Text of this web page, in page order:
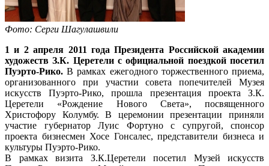
Фото: Серги Шагулашвили
1 и 2 апреля 2011 года Президента Российской академии
художеств З.К. Церетели с официальной поездкой посетил
Пуэрто-Рико.В рамках ежегодного торжественного приема,
организованного при участии совета попечителей Музея
искусств Пуэрто-Рико, прошла презентация проекта З.К.
Церетели «Рождение Нового Света», посвященного
Христофору Колумбу. В церемонии презентации приняли
участие губернатор Луис Фортуно с супругой, спонсор
проекта бизнесмен Хосе Гонсалес, представители бизнеса и
культуры Пуэрто-Рико.
В рамках визита З.К.Церетели посетил Музей искусств